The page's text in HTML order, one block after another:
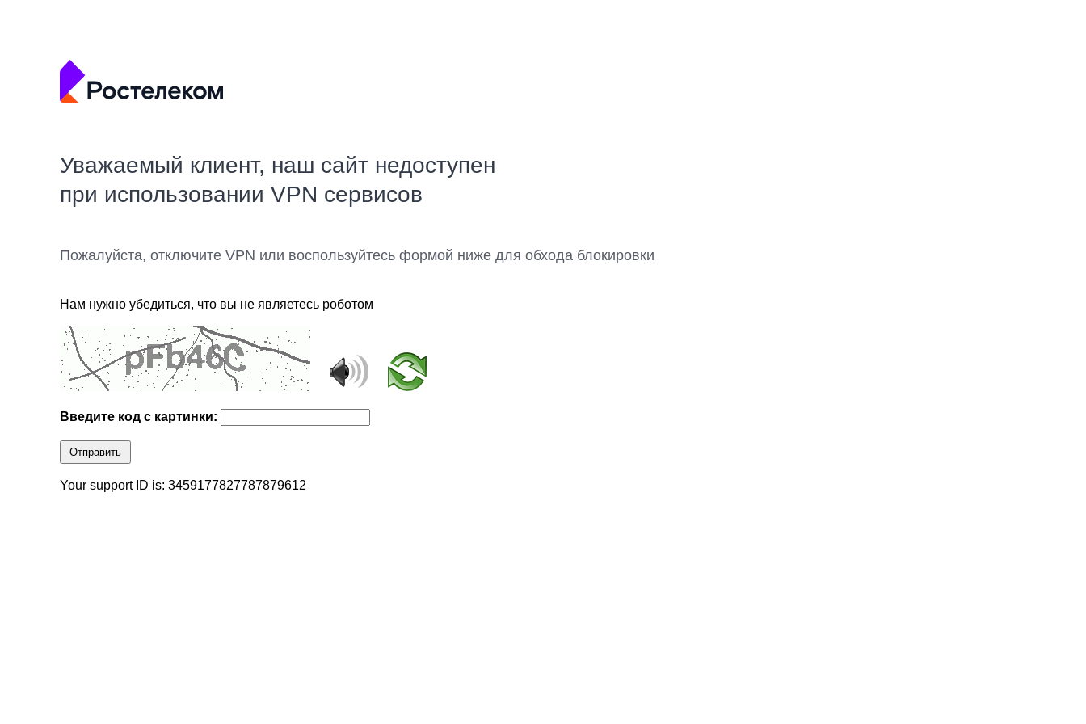
Уважаемый клиент, наш сайт недоступен
при использовании VPN сервисов
Пожалуйста, отключите VPN или воспользуйтесь формой ниже для обхода блокировки
Нам нужно убедиться, что вы не являетесь роботом
Введите код с картинки:
Отправить
Your support ID is: 3459177827787879612